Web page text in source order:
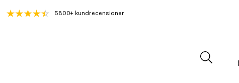
5800+ kundrecensioner